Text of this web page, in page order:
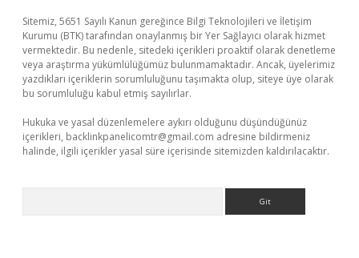
Sitemiz, 5651 Sayılı Kanun gereğince Bilgi Teknolojileri ve İletişim
Kurumu (BTK) tarafından onaylanmış bir Yer Sağlayıcı olarak hizmet
vermektedir. Bu nedenle, sitedeki içerikleri proaktif olarak denetleme
veya araştırma yükümlülüğümüz bulunmamaktadır. Ancak, üyelerimiz
yazdıkları içeriklerin sorumluluğunu taşımakta olup, siteye üye olarak
bu sorumluluğu kabul etmiş sayılırlar.
Hukuka ve yasal düzenlemelere aykırı olduğunu düşündüğünüz
içerikleri, backlinkpanelicomtr@gmail.com adresine bildirmeniz
halinde, ilgili içerikler yasal süre içerisinde sitemizden kaldırılacaktır.